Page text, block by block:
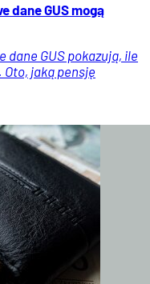
dane GUS mogą
dane GUS pokazują, ile
jaką pensję